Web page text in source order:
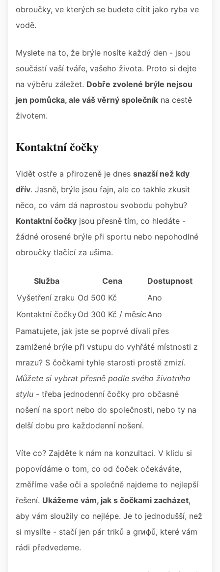
obroučky, ve kterých se budete cítit jako ryba ve
vodě.
Myslete na to, že brýle nosíte každý den - jsou
součástí vaší tváře, vašeho života. Proto si dejte
na výběru záležet. Dobře zvolené brýle nejsou
jen pomůcka, ale váš věrný společník na cestě
životem.
Kontaktní čočky
Vidět ostře a přirozeně je dnes snazší než kdy
dřív. Jasně, brýle jsou fajn, ale co takhle zkusit
něco, co vám dá naprostou svobodu pohybu?
Kontaktní čočky jsou přesně tím, co hledáte -
žádné orosené brýle při sportu nebo nepohodlné
obroučky tlačící za ušima.
Služba Cena
Dostupnost
Vyšetření zraku Od 500 Kč
Ano
Kontaktní čočkyOd 300 Kč / měsíc Ano
Pamatujete, jak jste se poprvé dívali přes
zamlžené brýle při vstupu do vyhřáté místnosti z
mrazu? S čočkami tyhle starosti prostě zmizí.
Můžete si vybrat přesně podle svého životního
stylu - třeba jednodenní čočky pro občasné
nošení na sport nebo do společnosti, nebo ty na
delší dobu pro každodenní nošení.
Víte co? Zajděte k nám na konzultaci. V klidu si
popovídáme o tom, co od čoček očekáváte,
změříme vaše oči a společně najdeme to nejlepší
řešení. Ukážeme vám, jak s čočkami zacházet,
aby vám sloužily co nejlépe. Je to jednodušší, než
si myslíte - stačí jen pár triků a grифů, které vám
rádi předvedeme.